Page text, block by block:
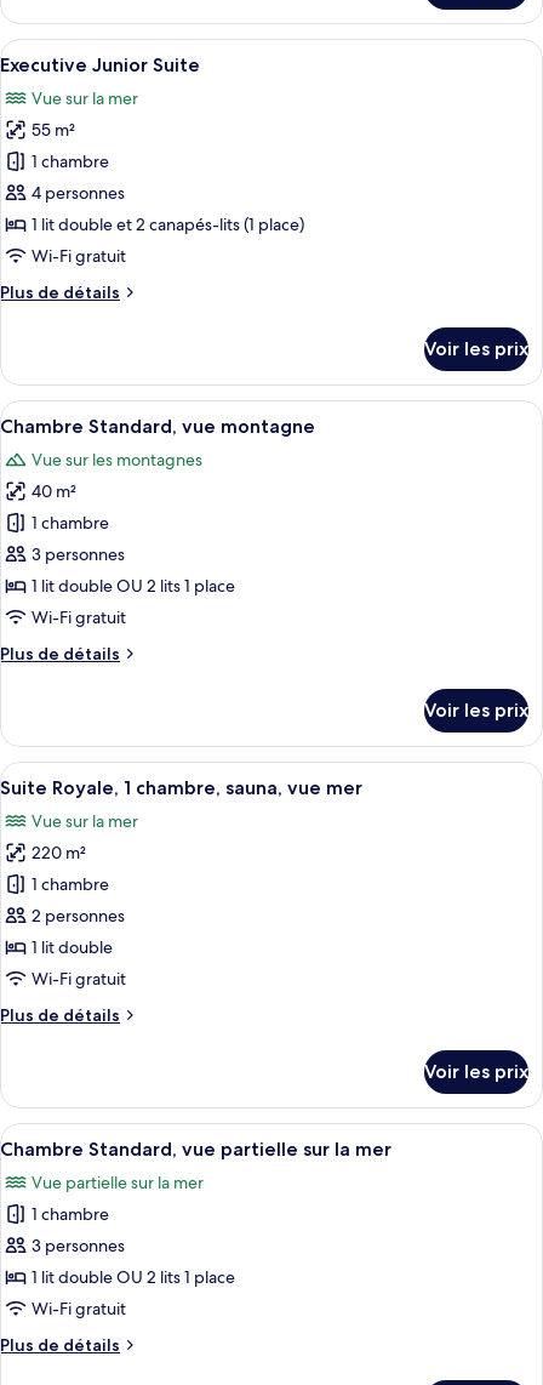
le
type
de
Suite,
chambre
Afficher
toutes
les
photos
pour
ce
type
de
chambre :
Executive
Executive Junior Suite | Literie de
10
Executive Junior Suite
Vue sur la mer
55 m²
1 chambre
4 personnes
1 lit double et 2 canapés-lits (1 place)
Wi-Fi gratuit
Plus de détails
Plus
le
type
de
Executive
Junior
Suite
Voir les prix
Afficher
toutes
les
photos
pour
ce
type
de
chambre :
Chambre
montagne
Chambre Standard, vue montagne |
13
Chambre Standard, vue montagne
Vue sur les montagnes
40 m²
1 chambre
3 personnes
1 lit double OU 2 lits 1 place
Wi-Fi gratuit
Plus de détails
Plus
le
type
de
Chambre
Standard,
vue
montagne
Voir les prix
Afficher
toutes
les
photos
pour
ce
type
de
chambre :
Suite
chambre,
sauna,
vue
mer
Suite Royale, 1 chambre, sauna,
34
Suite Royale, 1 chambre, sauna, vue mer
Vue sur la mer
220 m²
1 chambre
2 personnes
1 lit double
Wi-Fi gratuit
Plus de détails
Plus
le
type
de
Suite
Royale,
chambre,
sauna,
vue
mer
Voir les prix
Afficher
toutes
les
photos
pour
ce
type
chambre :
Chambre Standard, vue partielle sur
11
Chambre Standard, vue partielle sur la mer
Vue partielle sur la mer
1 chambre
3 personnes
1 lit double OU 2 lits 1 place
Wi-Fi gratuit
Plus de détails
Plus